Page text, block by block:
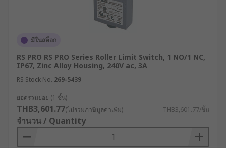
มีในสต็อก
RS PRO RS PRO Series Roller Limit Switch, 1 NO/1 NC,
IP67, Zinc Alloy Housing, 240V ac, 3A
RS Stock No. 269-5439
ยอดรวมย่อย (1 ชิ้น)
THB3,601.77(ไม่รวมภาษีมูลค่าเพิ่ม) THB3,601.77/ชิ้น
จำนวน / Quantity